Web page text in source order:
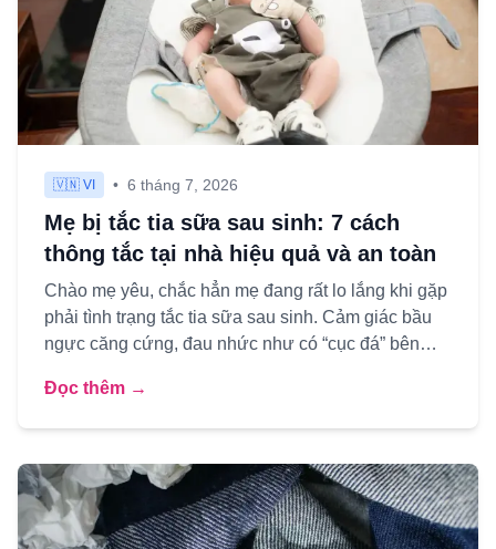
🇻🇳 VI • 6 tháng 7, 2026
Mẹ bị tắc tia sữa sau sinh: 7 cách
thông tắc tại nhà hiệu quả và an toàn
Chào mẹ yêu, chắc hẳn mẹ đang rất lo lắng khi gặp
phải tình trạng tắc tia sữa sau sinh. Cảm giác bầu
ngực căng cứng, đau nhức như có “cục đá” bên
Đọc thêm →